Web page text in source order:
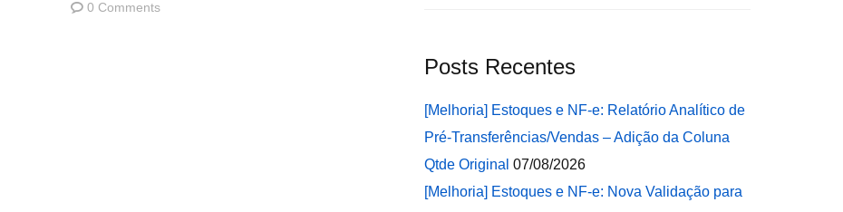
0 Comments
Posts Recentes
[Melhoria] Estoques e NF-e: Relatório Analítico de
Pré-Transferências/Vendas – Adição da Coluna
Qtde Original 07/08/2026
[Melhoria] Estoques e NF-e: Nova Validação para